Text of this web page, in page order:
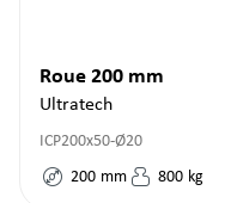
Roue 200 mm
Ultratech
ICP200x50-Ø20
200 mm 800 kg